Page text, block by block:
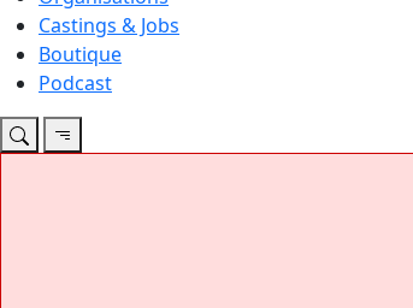
Castings & Jobs
Boutique
Podcast